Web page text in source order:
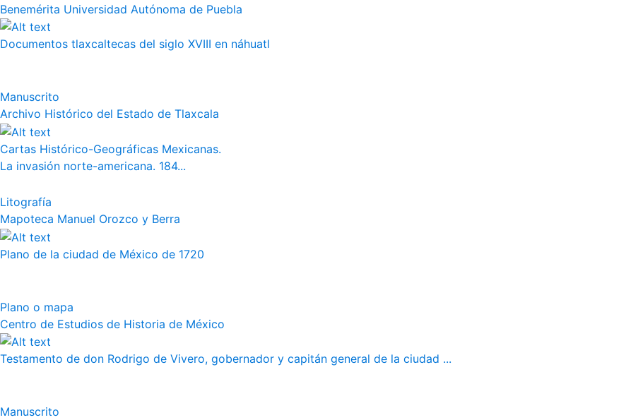
Benemérita Universidad Autónoma de Puebla
Documentos tlaxcaltecas del siglo XVIII en náhuatl
Manuscrito
Archivo Histórico del Estado de Tlaxcala
Cartas Histórico-Geográficas Mexicanas.
La invasión norte-americana. 184...
Litografía
Mapoteca Manuel Orozco y Berra
Plano de la ciudad de México de 1720
Plano o mapa
Centro de Estudios de Historia de México
Testamento de don Rodrigo de Vivero, gobernador y capitán general de la ciudad ...
Manuscrito